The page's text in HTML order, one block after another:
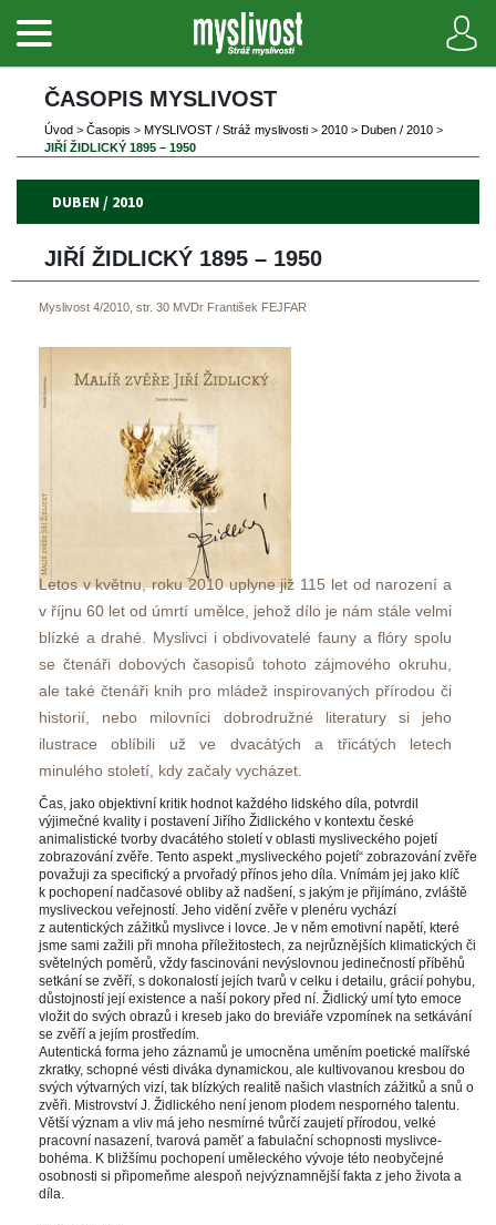
ČASOPIS MYSLIVOST
Úvod > Časopi > MYSLIVOST / Stráž myslivosti > 2010 > Duben / 2010 >
JIŘÍ ŽIDLICKÝ 1895 – 1950
DUBEN / 2010
JIŘÍ ŽIDLICKÝ 1895 – 1950
Myslivost 4/2010, str. 30 MVDr František FEJFAR
Letos v květnu, roku 2010 uplyne již 115 let od narození a
v říjnu 60 let od úmrtí umělce, jehož dílo je nám stále velmi
blízké a drahé. Myslivci i obdivovatelé fauny a flóry spolu
e čtenáři dobových časopisů tohoto zájmového okruhu,
ale také čtenáři knih pro mládež inspirovaných přírodou či
historií, nebo milovníci dobrodružné literatury si jeho
ilustrace oblíbili už ve dvacátých a třicátých letech
minulého století, kdy začaly vycházet.
Čas, jako objektivní kritik hodnot každého lidského díla, potvrdil
výjimečné kvality i postavení Jiřího Židlického v kontextu české
animalistické tvorby dvacátého století v oblasti mysliveckého pojetí
zobrazování zvěře. Tento aspekt „mysliveckého pojetí“ zobrazování zvěře
považuji za specifický a prvořadý přínos jeho díla. Vnímám jej jako klíč
k pochopení nadčasové obliby až nadšení, s jakým je přijímáno, zvláště
mysliveckou veřejností. Jeho vidění zvěře v plenéru vychází
z autentických zážitků myslivce i lovce. Je v něm emotivní napětí, které
jsme sami zažili při mnoha příležitostech, za nejrůznějších klimatických či
větelných poměrů, vždy fascinováni nevýslovnou jedinečností příběhů
etkání se zvěří, s dokonalostí jejích tvarů v celku i detailu, grácií pohybu,
důstojností její existence a naší pokory před ní. Židlický umí tyto emoce
vložit do svých obrazů i kreseb jako do breviáře vzpomínek na setkávání
e zvěří a jejím prostředím.
Autentická forma jeho záznamů je umocněna uměním poetické malířské
zkratky, schopné vésti diváka dynamickou, ale kultivovanou kresbou do
vých výtvarných vizí, tak blízkých realitě našich vlastních zážitků a snů o
zvěři. Mistrovství J. Židlického není jenom plodem nesporného talentu.
Větší význam a vliv má jeho nesmírné tvůrčí zaujetí přírodou, velké
pracovní nasazení, tvarová paměť a fabulační schopnosti myslivce-
bohéma. K bližšímu pochopení uměleckého vývoje této neobyčejné
osobnosti si připomeňme alespoň nejvýznamnější fakta z jeho života a
díla.